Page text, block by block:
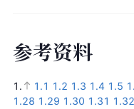
参考资料
1. 1.1 1.2 1.3 1.4 1.5
1.28 1.29 1.30 1.31 1.32